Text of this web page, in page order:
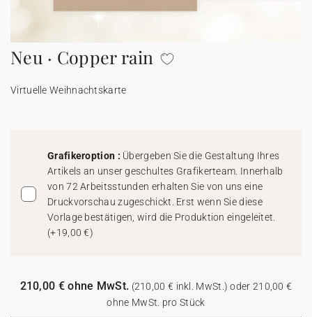
★ Gratis Musterkarten
Menüs
Neu · Copper rain
Virtuelle Weihnachtskarte
Grafikeroption : Übergeben Sie die Gestaltung Ihres
Artikels an unser geschultes Grafikerteam. Innerhalb
von 72 Arbeitsstunden erhalten Sie von uns eine
Druckvorschau zugeschickt. Erst wenn Sie diese
Vorlage bestätigen, wird die Produktion eingeleitet.
(+19,00 €)
210,00 € ohne MwSt. (210,00 € inkl. MwSt.) oder 210,00 €
ohne MwSt. pro Stück